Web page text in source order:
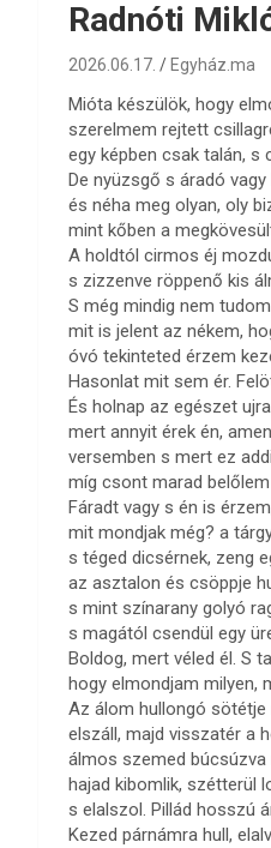
Radnóti
2026.06.17. Egyház.ma
Mióta készülök, hogy
szerelmem rejtett
egy képben csak talán, s
De nyüzsgő s áradó
és néha meg olyan, oly
mint kőben a
A holdtól cirmos éj
s zizzenve röppenő kis
S még mindig nem
mit is jelent az nékem,
óvó tekinteted érzem
Hasonlat mit sem ér.
És holnap az egészet
mert annyit érek én,
versemben s mert ez
míg csont marad
Fáradt vagy s én is
mit mondjak még? a
s téged dicsérnek, zeng
az asztalon és csöppje
s mint színarany golyó
s magától csendül egy
Boldog, mert véled él. S
hogy elmondjam milyen,
Az álom hullongó sötétje
elszáll, majd visszatér a
álmos szemed búcsúzva
hajad kibomlik, szétterül
s elalszol. Pillád hosszú
Kezed párnámra hull,